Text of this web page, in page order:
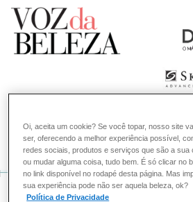
COMO POSSO AJUDAR? DÚVIDAS SOBRE:
PELE
VOZ DA BELEZA SKINCEUTICALS
Oi, aceita um cookie? Se você topar, nosso site
ser, oferecendo a melhor experiência possível,
redes sociais, produtos e serviços que são a sua
ou mudar alguma coisa, tudo bem. É só clicar no
no link disponível no rodapé desta página. Mas
sua experiência pode não ser aquela beleza, ok?
Política de Privacidade